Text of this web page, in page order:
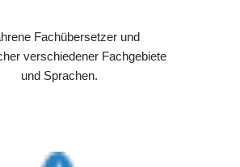
Fachübersetzer und
verschiedener Fachgebiete
und Sprachen.